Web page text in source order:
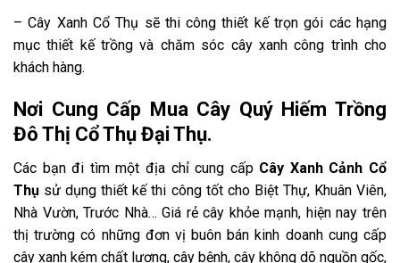
– Cây Xanh Cổ Thụ sẽ thi công thiết kế trọn gói các hạng
mục thiết kế trồng và chăm sóc cây xanh công trình cho
khách hàng.
Nơi Cung Cấp Mua Cây Quý Hiếm Trồng
Đô Thị Cổ Thụ Đại Thụ.
Các bạn đi tìmmột địa chỉ cung cấpCây Xanh Cảnh Cổ
Thụ sử dụng thiết kế thi công tốt cho Biệt Thự, Khuân Viên,
Nhà Vườn, Trước Nhà… Giá rẻ cây khỏe mạnh, hiện nay trên
thị trường có những đơn vị buôn bán kinh doanh cung cấp
cây xanh kém chất lượng, cây bệnh, cây không dõ nguồn gốc,